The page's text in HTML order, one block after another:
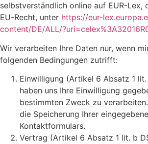
selbstverständlich online auf EUR-Lex,
EU-Recht, unter https://eur-
content/DE/ALL/
Wir verarbeiten Ihre Daten nur, wenn
folgenden Bedingungen zutrifft:
Einwilligung (Artikel 6 Absatz 1 lit.
haben uns Ihre Einwilligung
bestimmten Zweck zu
die Speicherung Ihrer
Kontaktformulars.
Vertrag (Artikel 6 Absatz 1 lit. b